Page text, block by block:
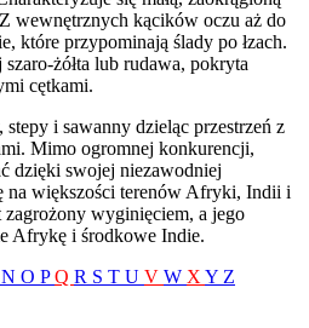
wewnętrznych kącików oczu aż do
które przypominają ślady po łzach.
żółta lub rudawa, pokryta
cętkami.
i sawanny dzieląc przestrzeń z
Mimo ogromnej konkurencji,
dzięki swojej niezawodniej
na większości terenów Afryki, Indii i
wyginięciem, a jego
Afrykę i środkowe Indie.
N O PQ R S T U V W X Y Z